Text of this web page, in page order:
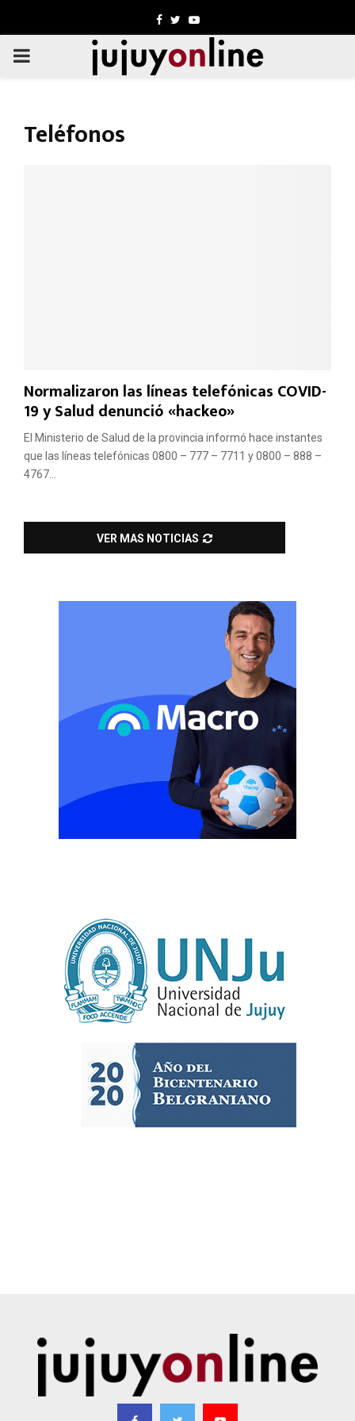
Facebook
TwitterYoutube
PRIMARY
Teléfonos
Normalizaron las líneas telefónicas COVID-
19 y Salud denunció «hackeo»
El Ministerio de Salud de la provincia informó hace instantes
que las líneas telefónicas 0800 – 777 – 7711 y 0800 – 888 –
4767...
VER MAS NOTICIAS